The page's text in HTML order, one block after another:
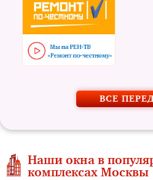
ВСЕ
Наши окна в
комплексах Москвы